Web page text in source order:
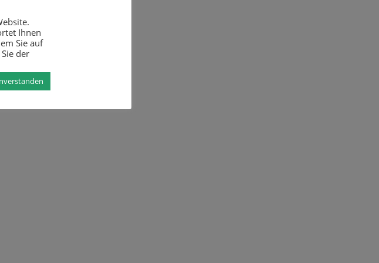
Ihnen
Sie auf
der